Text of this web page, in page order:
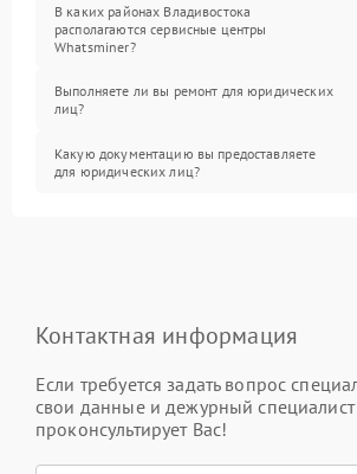
В каких районах Владивостока
располагаются сервисные центры
Whatsminer?
Выполняете ли вы ремонт для юридических
лиц?
Какую документацию вы предоставляете
для юридических лиц?
Контактная информация
Если требуется задать вопрос
свои данные и дежурный специалист
проконсультирует Вас!